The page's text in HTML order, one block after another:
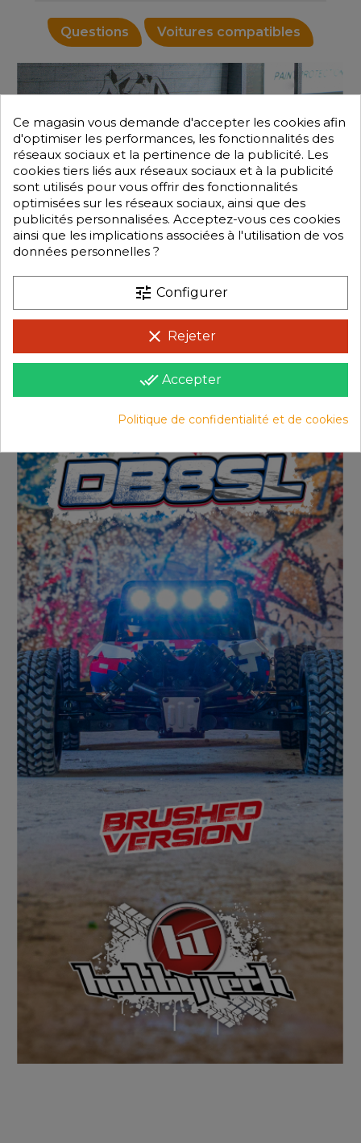
Questions Voitures compatibles
Ce magasin vous demande d'accepter les cookies afin
d'optimiser les performances, les fonctionnalités des
réseaux sociaux et la pertinence de la publicité. Les
cookies tiers liés aux réseaux sociaux et à la publicité
sont utilisés pour vous offrir des fonctionnalités
optimisées sur les réseaux sociaux, ainsi que des
publicités personnalisées. Acceptez-vous ces cookies
ainsi que les implications associées à l'utilisation de vos
données personnelles ?
tune Configurer
clear Rejeter
done_all Accepter
Politique de confidentialité et de cookies